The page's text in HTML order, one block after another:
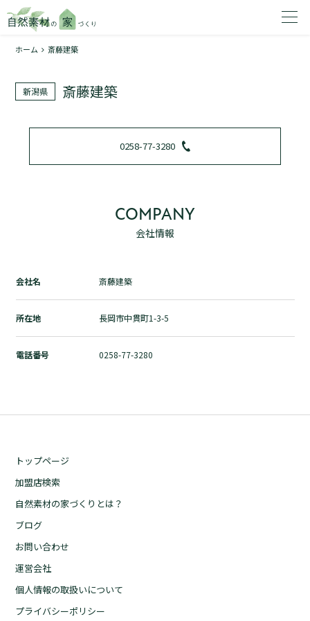
1
トップページ
加盟店検索
自然素材の家づくりとは？
ホーム 斎藤建築
新潟県 斎藤建築
0258-77-3280
COMPANY
会社情報
会社名 斎藤建築
所在地 長岡市中貫町1-3-5
電話番号 0258-77-3280
トップページ
加盟店検索
自然素材の家づくりとは？
ブログ
お問い合わせ
運営会社
個人情報の取扱いについて
プライバシーポリシー